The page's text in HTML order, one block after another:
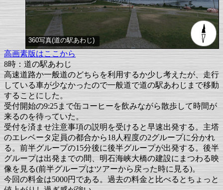
360写真(道の駅あわじ)
高画素版はここから
8時：道の駅あわじ
高速道路か一般道のどちらを利用するか少し考えたが、走行
している車が少なかったので一般道で道の駅あわじまで移動
することにした。
受付開始の9:25まで缶コーヒーを飲みながら散歩して時間が
来るのを待っていた。
受付を済ませ注意事項の説明を受けると早速出発する。主塔
のエレベータ定員の都合から18人程度の2グループに分かれ
る。前半グループの15分後に後半グループが出発する。後半
グループは出発までの間、明石海峡大橋の建設にまつわる映
像を見る(前半グループはツアーから戻った時に見る)。
今回の料金は5000円である。過去の料金と比べるとちょっと